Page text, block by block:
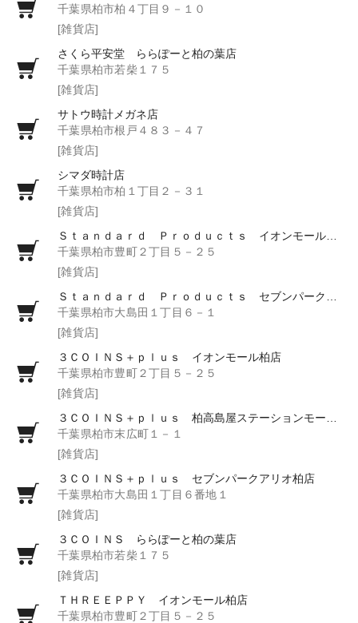
千葉県柏市柏４丁目９－１０
[雑貨店]
さくら平安堂 ららぽーと柏の葉店
千葉県柏市若柴１７５
[雑貨店]
サトウ時計メガネ店
千葉県柏市根戸４８３－４７
[雑貨店]
シマダ時計店
千葉県柏市柏１丁目２－３１
[雑貨店]
Ｓｔａｎｄａｒｄ Ｐｒｏｄｕｃｔｓ イオンモール柏店
千葉県柏市豊町２丁目５－２５
[雑貨店]
Ｓｔａｎｄａｒｄ Ｐｒｏｄｕｃｔｓ セブンパークアリオ柏店
千葉県柏市大島田１丁目６－１
[雑貨店]
３ＣＯＩＮＳ＋ｐｌｕｓ イオンモール柏店
千葉県柏市豊町２丁目５－２５
[雑貨店]
３ＣＯＩＮＳ＋ｐｌｕｓ 柏高島屋ステーションモール店
千葉県柏市末広町１－１
[雑貨店]
３ＣＯＩＮＳ＋ｐｌｕｓ セブンパークアリオ柏店
千葉県柏市大島田１丁目６番地１
[雑貨店]
３ＣＯＩＮＳ ららぽーと柏の葉店
千葉県柏市若柴１７５
[雑貨店]
ＴＨＲＥＥＰＰＹ イオンモール柏店
千葉県柏市豊町２丁目５－２５